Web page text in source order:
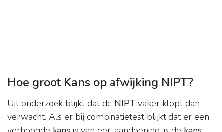
Hoe groot Kans op afwijking NIPT?
Uit onderzoek blijkt dat de NIPT vaker klopt dan
verwacht. Als er bij combinatietest blijkt dat er een